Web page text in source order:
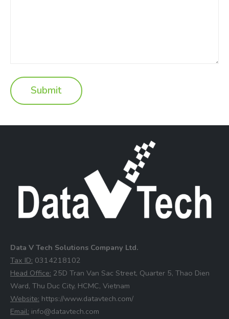
Data V Tech Solutions Company Ltd.
⁠Tax ID: 0314218102
⁠Head Office: 25D Tran Van Sac Street, Quarter 5, Thao Dien
Ward, Thu Duc City, HCMC, Vietnam
⁠Website: https://www.datavtech.com/
⁠Email: info@datavtech.com